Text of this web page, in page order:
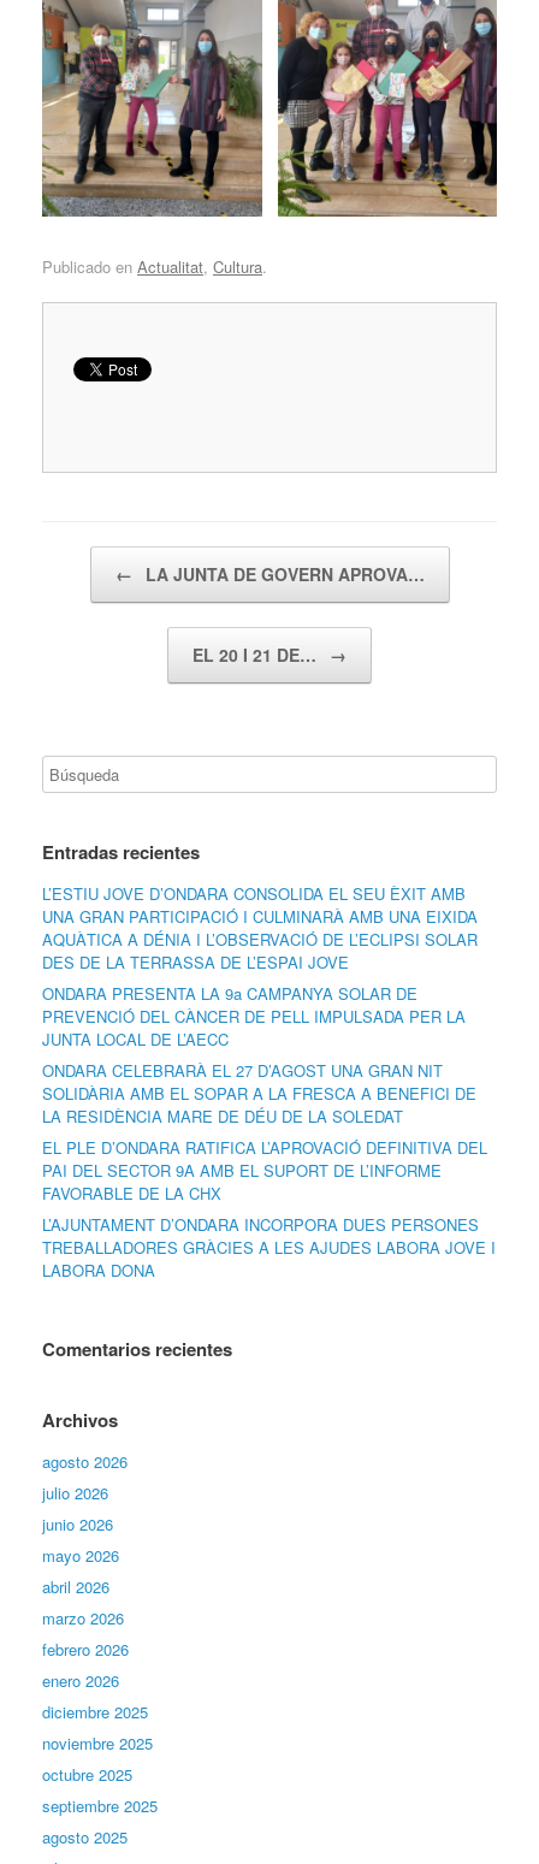
Publicado en Actualitat, Cultura.
← LA JUNTA DE GOVERN APROVA…
EL 20 I 21 DE… →
Entradas recientes
L’ESTIU JOVE D’ONDARA CONSOLIDA EL SEU ÈXIT AMB
UNA GRAN PARTICIPACIÓ I CULMINARÀ AMB UNA EIXIDA
AQUÀTICA A DÉNIA I L’OBSERVACIÓ DE L’ECLIPSI SOLAR
DES DE LA TERRASSA DE L’ESPAI JOVE
ONDARA PRESENTA LA 9a CAMPANYA SOLAR DE
PREVENCIÓ DEL CÀNCER DE PELL IMPULSADA PER LA
JUNTA LOCAL DE L’AECC
ONDARA CELEBRARÀ EL 27 D’AGOST UNA GRAN NIT
SOLIDÀRIA AMB EL SOPAR A LA FRESCA A BENEFICI DE
LA RESIDÈNCIA MARE DE DÉU DE LA SOLEDAT
EL PLE D’ONDARA RATIFICA L’APROVACIÓ DEFINITIVA DEL
PAI DEL SECTOR 9A AMB EL SUPORT DE L’INFORME
FAVORABLE DE LA CHX
L’AJUNTAMENT D’ONDARA INCORPORA DUES PERSONES
TREBALLADORES GRÀCIES A LES AJUDES LABORA JOVE I
LABORA DONA
Comentarios recientes
Archivos
agosto 2026
julio 2026
junio 2026
mayo 2026
abril 2026
marzo 2026
febrero 2026
enero 2026
diciembre 2025
noviembre 2025
octubre 2025
septiembre 2025
agosto 2025